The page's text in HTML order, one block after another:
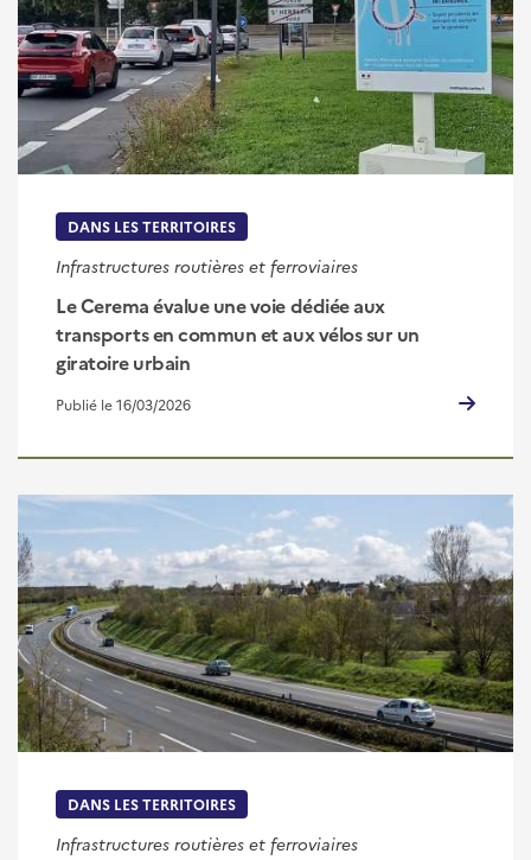
DANS LES TERRITOIRES
Infrastructures routières et ferroviaires
Le Cerema évalue une voie dédiée aux
transports en commun et aux vélos sur un
giratoire urbain
Publié le 16/03/2026
DANS LES TERRITOIRES
Infrastructures routières et ferroviaires